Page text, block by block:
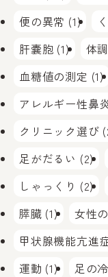
便の異常 (1)
肝嚢胞 (1)
体
血糖値の測定 (1)
アレルギー性鼻
クリニック選び
足がだるい (2)
しゃっくり (2)
膵臓 (1)
女性
甲状腺機能亢進
運動 (1)
足の